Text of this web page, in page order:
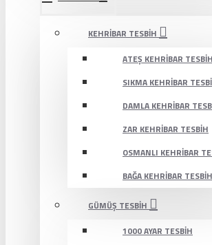
KEHRIBAR TESBIH
ATEŞ KEHRIBAR TESBIH
SIKMA KEHRIBAR
DAMLA KEHRIBAR
ZAR KEHRIBAR TESBIH
OSMANLI KEHRIBAR
BAĞA KEHRIBAR TESBIH
GÜMÜŞ TESBIH
1000 AYAR TESBIH